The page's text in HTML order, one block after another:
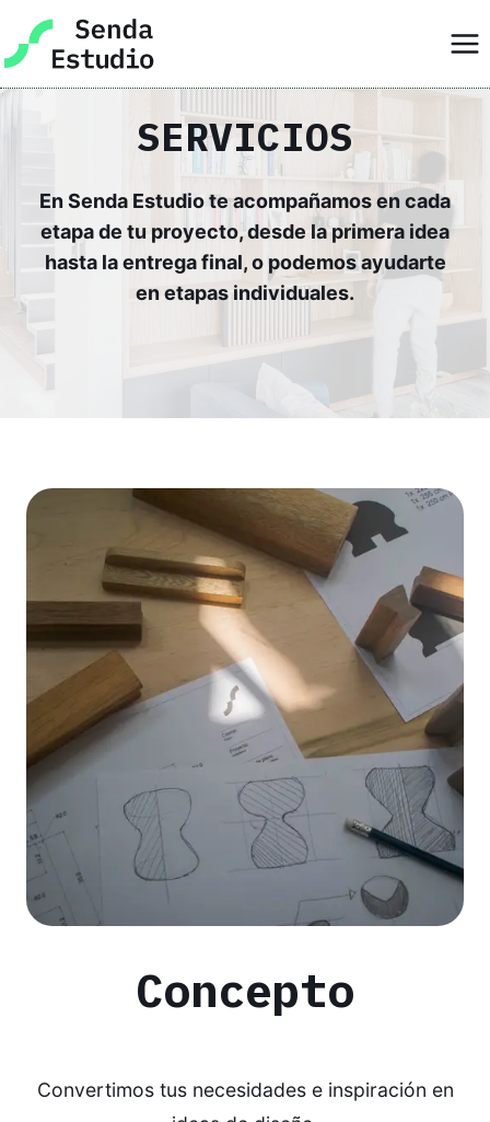
to
content
SERVICIOS
En Senda Estudio te acompañamos en cada
etapa de tu proyecto, desde la primera idea
hasta la entrega final, o podemos ayudarte
en etapas individuales.
Concepto
Convertimos tus necesidades e inspiración en